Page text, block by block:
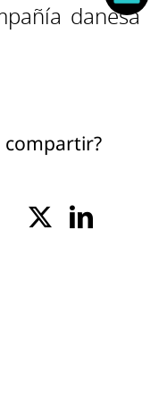
danesa
compartir?